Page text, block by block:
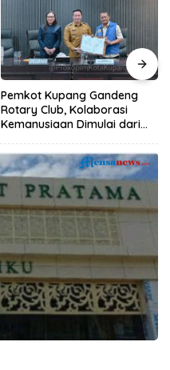
Pemkot Kupang Gandeng
Rotary Club, Kolaborasi
Kemanusiaan Dimulai dari
Lebih Sehat